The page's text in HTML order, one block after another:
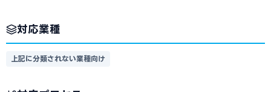
対応業種
上記に分類されない業種向け